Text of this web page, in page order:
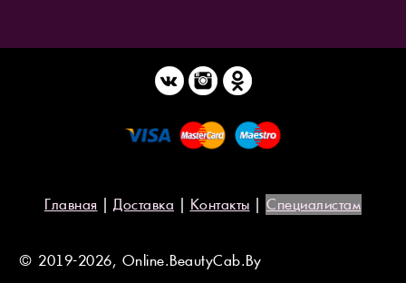
Главная | Доставка | Контакты | Специалистам
© 2019-2026, Online.BeautyCab.By